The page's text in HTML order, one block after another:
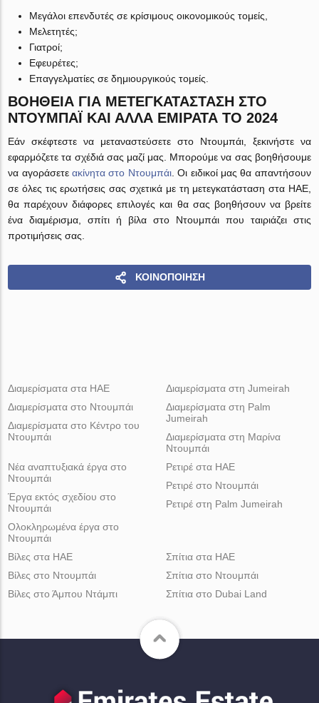
Μεγάλοι επενδυτές σε κρίσιμους οικονομικούς τομείς,
Μελετητές;
Γιατροί;
Εφευρέτες;
Επαγγελματίες σε δημιουργικούς τομείς.
ΒΟΉΘΕΙΑ ΓΙΑ ΜΕΤΕΓΚΑΤΆΣΤΑΣΗ ΣΤΟ
ΝΤΟΥΜΠΆΙ ΚΑΙ ΆΛΛΑ ΕΜΙΡΆΤΑ ΤΟ 2024
Εάν σκέφτεστε να μεταναστεύσετε στο Ντουμπάι, ξεκινήστε να
εφαρμόζετε τα σχέδιά σας μαζί μας. Μπορούμε να σας βοηθήσουμε
να αγοράσετεακίνητα στο Ντουμπάι. Οι ειδικοί μας θα απαντήσουν
σε όλες τις ερωτήσεις σας σχετικά με τη μετεγκατάσταση στα ΗΑΕ,
θα παρέχουν διάφορες επιλογές και θα σας βοηθήσουν να βρείτε
ένα διαμέρισμα, σπίτι ή βίλα στο Ντουμπάι που ταιριάζει στις
προτιμήσεις σας.
ΚΟΙΝΟΠΟΊΗΣΗ
Διαμερίσματα στα ΗΑΕ
Διαμερίσματα στο Ντουμπάι
Διαμερίσματα στο Κέντρο του
Ντουμπάι
Διαμερίσματα στη Jumeirah
Διαμερίσματα στη Palm
Jumeirah
Διαμερίσματα στη Μαρίνα
Ντουμπάι
Νέα αναπτυξιακά έργα στο
Ντουμπάι
Έργα εκτός σχεδίου στο
Ντουμπάι
Ολοκληρωμένα έργα στο
Ντουμπάι
Ρετιρέ στα ΗΑΕ
Ρετιρέ στο Ντουμπάι
Ρετιρέ στη Palm Jumeirah
Βίλες στα ΗΑΕ
Βίλες στο Ντουμπάι
Βίλες στο Άμπου Ντάμπι
Σπίτια στα ΗΑΕ
Σπίτια στο Ντουμπάι
Σπίτια στο Dubai Land